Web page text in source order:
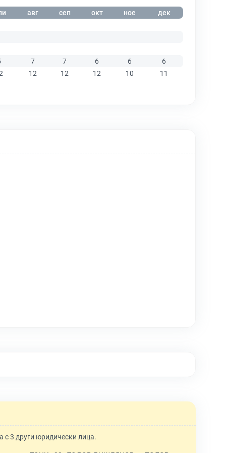
авг сеп окт ное дек
7 7 6 6
6
12 12 12 10 11
с 3 други юридически лица.